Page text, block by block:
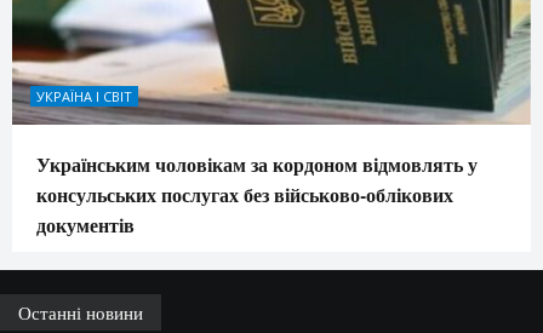
УКРАЇНА І СВІТ
Українським чоловікам за кордоном відмовлять у
консульських послугах без військово-облікових
документів
Останні новини